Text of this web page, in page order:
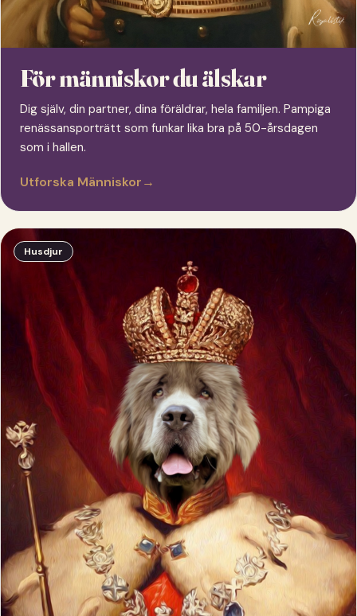
För människor du älskar
Dig själv, din partner, dina föräldrar, hela familjen. Pampiga
renässansporträtt som funkar lika bra på 50-årsdagen
som i hallen.
Utforska Människor→
Husdjur